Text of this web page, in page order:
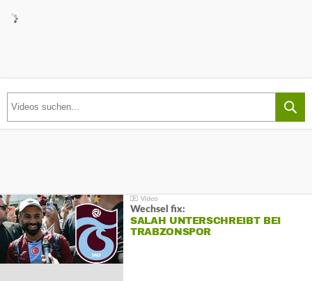
Wechsel fix:
SALAH UNTERSCHREIBT BEI
TRABZONSPOR